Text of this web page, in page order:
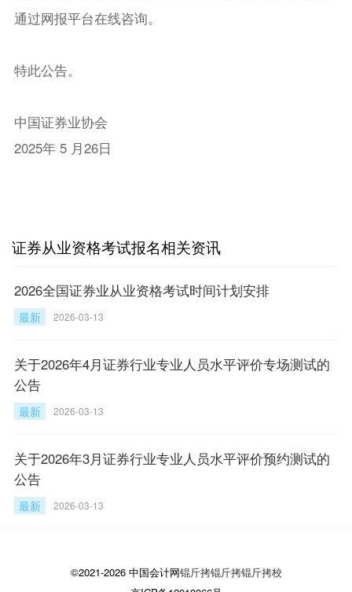
通过网报平台在线咨询。
特此公告。
中国证券业协会
2025年 5 月26日
证券从业资格考试报名相关资讯
2026全国证券业从业资格考试时间计划安排
最新 2026-03-13
关于2026年4月证券行业专业人员水平评价专场测试的
公告
最新 2026-03-13
关于2026年3月证券行业专业人员水平评价预约测试的
公告
最新 2026-03-13
©2021-2026 中国会计网锟斤拷锟斤拷锟斤拷校